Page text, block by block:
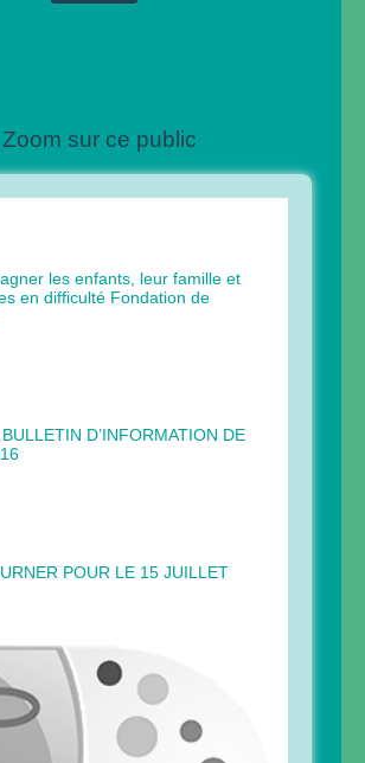
Zoom sur ce public
les enfants, leur famille et
en difficulté Fondation de
D’INFORMATION DE
POUR LE 15 JUILLET